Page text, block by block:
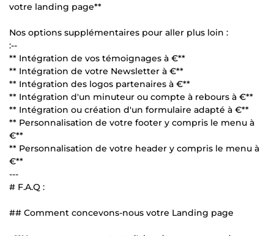
votre landing page**
Nos options supplémentaires pour aller plus loin :
:--
** Intégration de vos témoignages à €**
** Intégration de votre Newsletter à €**
** Intégration des logos partenaires à €**
** Intégration d'un minuteur ou compte à rebours à €**
** Intégration ou création d'un formulaire adapté à €**
** Personnalisation de votre footer y compris le menu à
€**
** Personnalisation de votre header y compris le menu à
€**
---
# F.A.Q :
## Comment concevons-nous votre Landing page